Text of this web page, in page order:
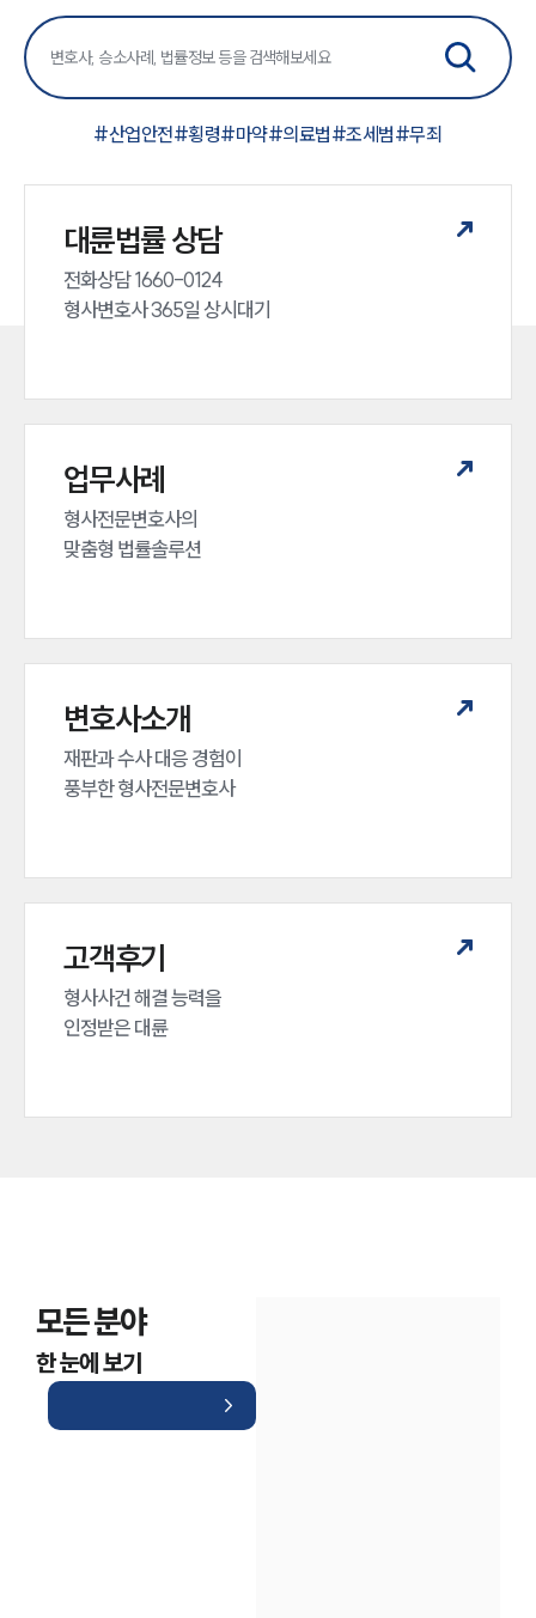
#산업안전#횡령#마약#의료법#조세범#무죄
대륜법률 상담
전화상담 1660-0124
형사변호사 365일 상시대기
업무사례
형사전문변호사의
맞춤형 법률솔루션
변호사소개
재판과 수사 대응 경험이
풍부한 형사전문변호사
고객후기
형사사건 해결 능력을
인정받은 대륜
모든 분야
한 눈에 보기